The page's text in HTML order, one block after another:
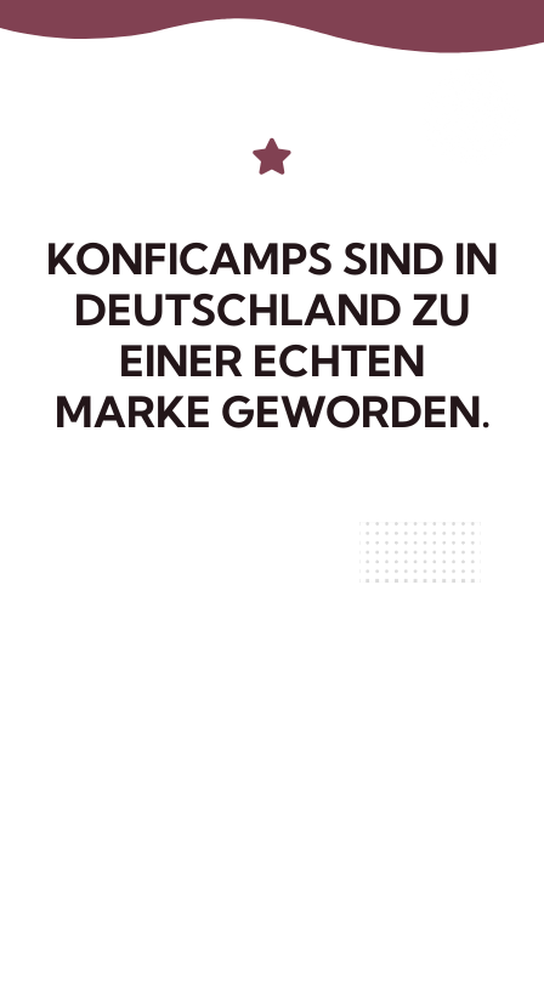
KONFICAMPS SIND IN
DEUTSCHLAND ZU
EINER ECHTEN
MARKE GEWORDEN.